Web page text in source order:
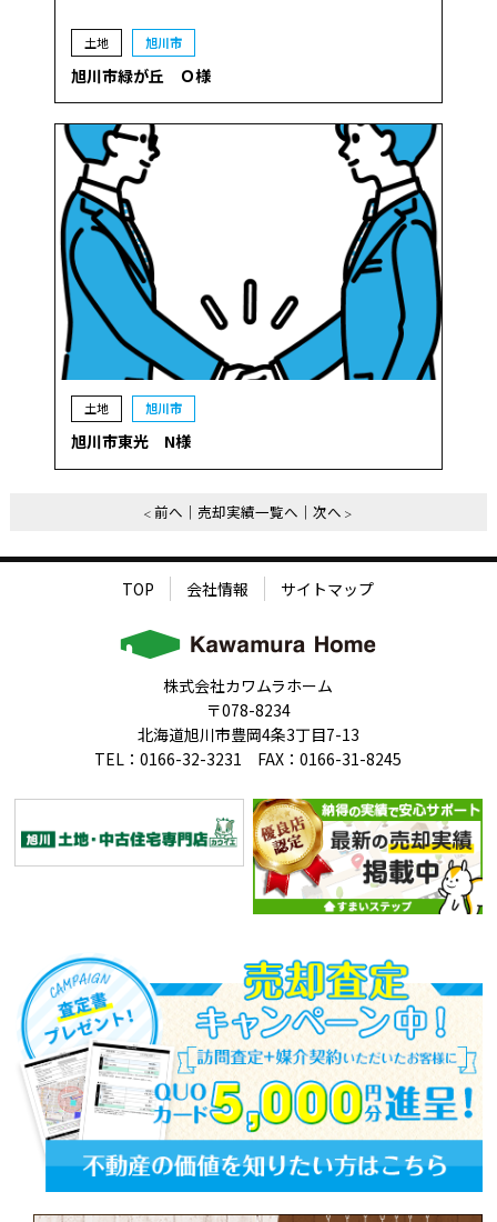
土地 旭川市
旭川市緑が丘 Ｏ様
土地 旭川市
旭川市東光 N様
前へ 売却実績一覧へ 次へ
TOP 会社情報 サイトマップ
株式会社カワムラホーム
〒078-8234
北海道旭川市豊岡4条3丁目7-13
TEL：0166-32-3231 FAX：0166-31-8245